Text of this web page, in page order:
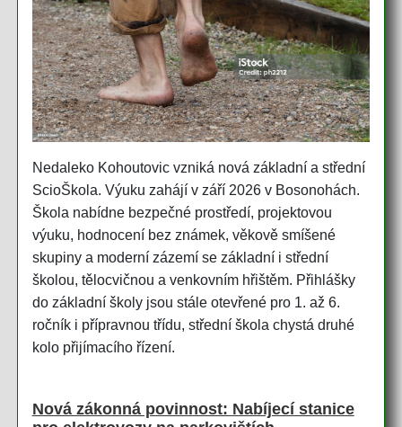
Nedaleko Kohoutovic vzniká nová základní a střední
ScioŠkola. Výuku zahájí v září 2026 v Bosonohách.
Škola nabídne bezpečné prostředí, projektovou
výuku, hodnocení bez známek, věkově smíšené
skupiny a moderní zázemí se základní i střední
školou, tělocvičnou a venkovním hřištěm. Přihlášky
do základní školy jsou stále otevřené pro 1. až 6.
ročník i přípravnou třídu, střední škola chystá druhé
kolo přijímacího řízení.
Nová zákonná povinnost: Nabíjecí stanice